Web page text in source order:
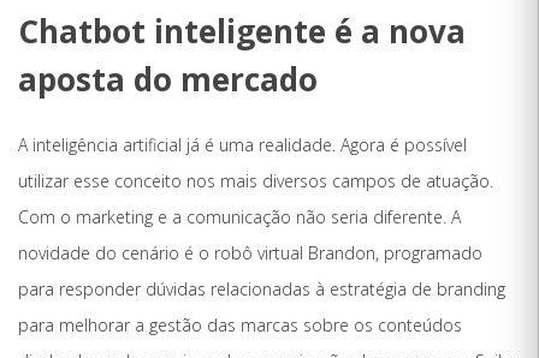
Chatbot inteligente é a nova
aposta do mercado
A inteligência artificial já é uma realidade. Agora é possível
utilizar esse conceito nos mais diversos campos de atuação.
Com o marketing e a comunicação não seria diferente. A
novidade do cenário é o robô virtual Brandon, programado
para responder dúvidas relacionadas à estratégia de branding
para melhorar a gestão das marcas sobre os conteúdos